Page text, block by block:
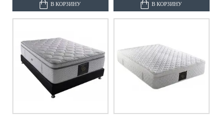
В КОРЗИНУ В КОРЗИНУ